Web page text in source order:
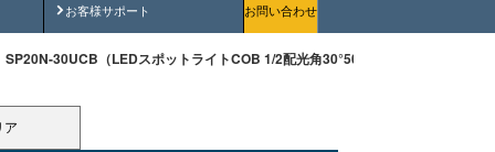
お客様サポート
安全にご使用いただくためにお問い合わせ
SP20N-30UCB（LEDスポットライトCOB 1/2配光角30°5000K 調光非対応）
ア